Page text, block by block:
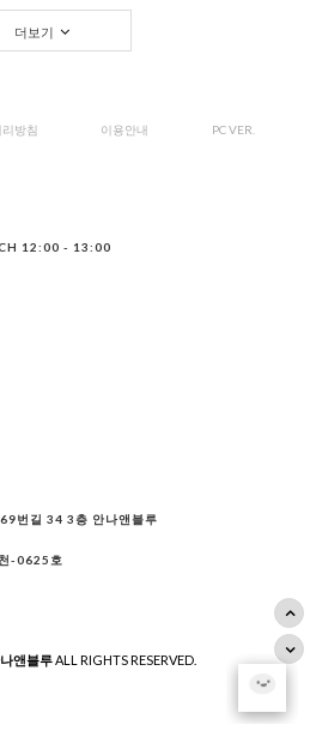
더보기
방침 이용안내 PC VER.
12:00 - 13:00
번길 34 3층 안나앤블루
-0625호
앤블루ALL RIGHTS RESERVED.